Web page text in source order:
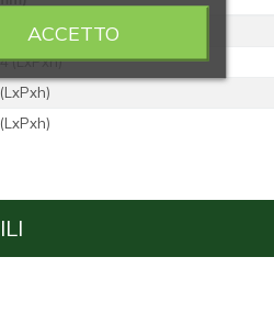
h)
(LxPxh)
ACCETTO